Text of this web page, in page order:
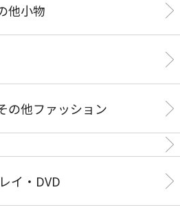
他小物
の他ファッション
イ・DVD